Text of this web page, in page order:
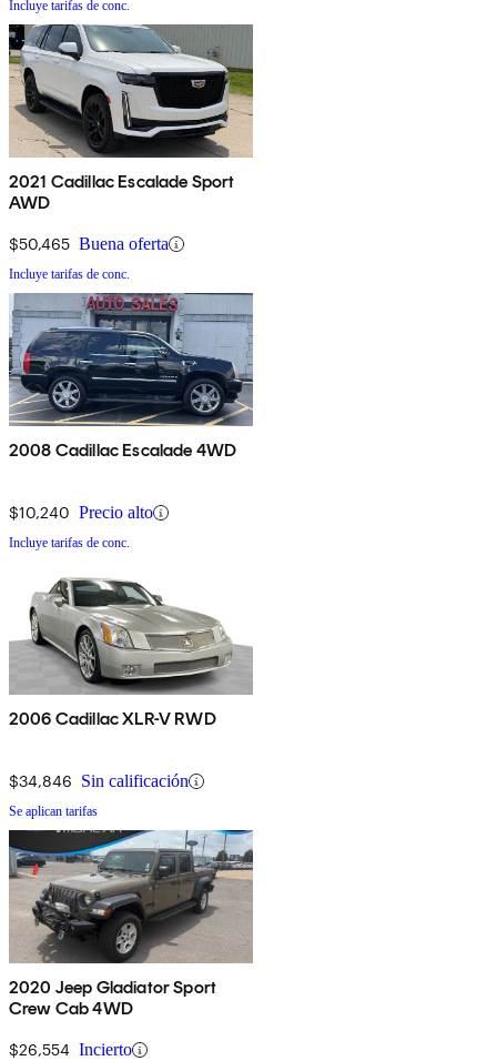
Incluye tarifas de conc.
2021 Cadillac Escalade Sport
AWD
$50,465 Buena oferta
Incluye tarifas de conc.
2008 Cadillac Escalade 4WD
$10,240 Precio alto
Incluye tarifas de conc.
2006 Cadillac XLR-V RWD
$34,846 Sin calificación
Se aplican tarifas
2020 Jeep Gladiator Sport
Crew Cab 4WD
$26,554 Incierto